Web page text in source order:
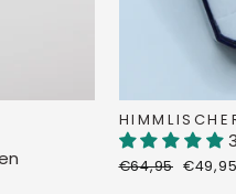
Normaler
€64,95 €49,95